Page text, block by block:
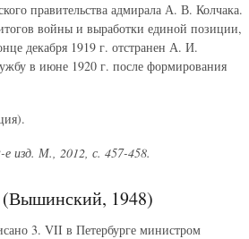
правительства адмирала А. В. Колчака.
войны и выработки единой позиции,
декабря 1919 г. отстранен А. И.
в июне 1920 г. после формирования
изд. М., 2012, с. 457-458.
(Вышинский, 1948)
3. VII в Петербурге министром